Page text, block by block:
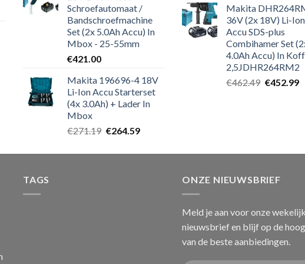
Schroefautomaat /
Bandschroefmachine
Set (2x 5.0Ah Accu) In
Mbox - 25-55mm
€421.00
Makita 196696-4 18V
Li-Ion Accu Starterset
(4x 3.0Ah) + Lader In
Mbox
€271.19 Oorspronkelijke
was:
€264.59Huidige
is:
Makita
36V (2x 18V) Li-Ion
Accu SDS-plus
Combihamer Set
4.0Ah Accu) In
2,5JDHR264RM2
€462.49 €452.99
TAGS ONZE NIEUWSBRIEF
Meld je aan voor onze
nieuwsbrief en blijf op de
van de beste aanbiedingen.